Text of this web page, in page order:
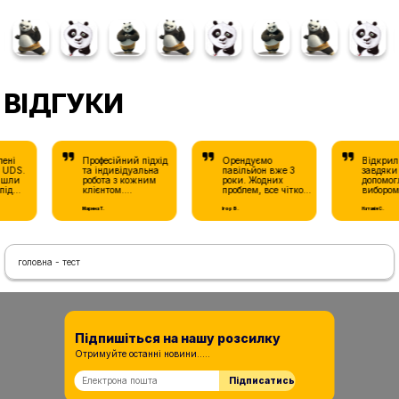
ВІДГУКИ
Професійний підхід
та індивідуальна
робота з кожним
клієнтом.
для оренди
комерційної
Марина Т.
Орендуємо
павільйон вже 3
роки. Жодних
проблем, все чітко
команді UDS!
Ігор В.
вибором
Наталія С.
головна - тест
Підпишіться на нашу розсилку
Отримуйте останні новини.....
Підписатись